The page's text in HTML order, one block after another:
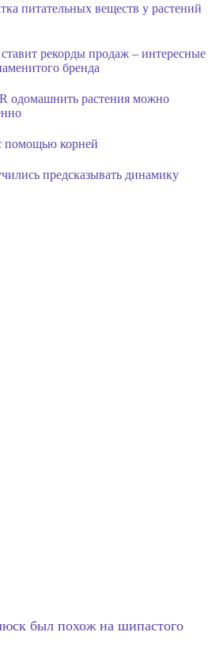
питательных веществ у растений
рекорды продаж – интересные
бренда
одомашнить растения можно
помощью корней
предсказывать динамику
был похож на шипастого